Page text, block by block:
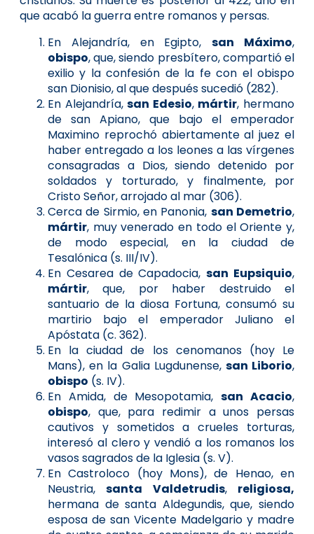
que acabó la guerra entre romanos y persas.
En Alejandría, en Egipto,san Máximo,
obispo, que, siendo presbítero, compartió el
exilio y la confesión de la fe con el obispo
san Dionisio, al que después sucedió (282).
En Alejandría,san Edesio, mártir, hermano
de san Apiano, que bajo el emperador
Maximino reprochó abiertamente al juez el
haber entregado a los leones a las vírgenes
consagradas a Dios, siendo detenido por
soldados y torturado, y finalmente, por
Cristo Señor, arrojado al mar (306).
Cerca de Sirmio, en Panonia, san Demetrio,
mártir, muy venerado en todo el Oriente y,
de modo especial, en la ciudad de
Tesalónica (s. III/IV).
En Cesarea de Capadocia,san Eupsiquio,
mártir, que, por haber destruido el
santuario de la diosa Fortuna, consumó su
martirio bajo el emperador Juliano el
Apóstata (c. 362).
En la ciudad de los cenomanos (hoy Le
Mans), en la Galia Lugdunense, san Liborio,
obispo (s. IV).
En Amida, de Mesopotamia,san Acacio,
obispo, que, para redimir a unos persas
cautivos y sometidos a crueles torturas,
interesó al clero y vendió a los romanos los
vasos sagrados de la Iglesia (s. V).
En Castroloco (hoy Mons), de Henao, en
Neustria,santa Valdetrudis, religiosa,
hermana de santa Aldegundis, que, siendo
esposa de san Vicente Madelgario y madre